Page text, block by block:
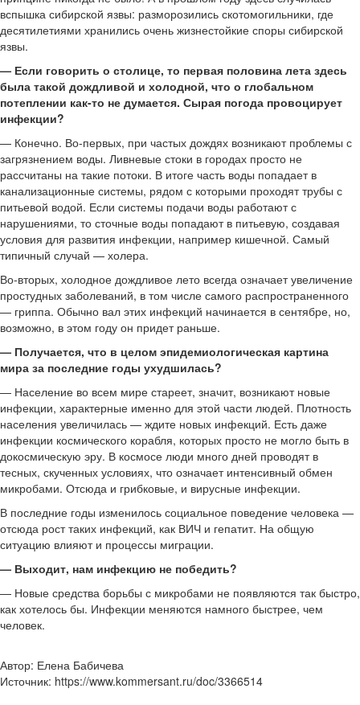
вспышка сибирской язвы: разморозились скотомогильники, где
десятилетиями хранились очень жизнестойкие споры сибирской
язвы.
— Если говорить о столице, то первая половина лета здесь
была такой дождливой и холодной, что о глобальном
потеплении как-то не думается. Сырая погода провоцирует
инфекции?
— Конечно. Во-первых, при частых дождях возникают проблемы с
загрязнением воды. Ливневые стоки в городах просто не
рассчитаны на такие потоки. В итоге часть воды попадает в
канализационные системы, рядом с которыми проходят трубы с
питьевой водой. Если системы подачи воды работают с
нарушениями, то сточные воды попадают в питьевую, создавая
условия для развития инфекции, например кишечной. Самый
типичный случай — холера.
Во-вторых, холодное дождливое лето всегда означает увеличение
простудных заболеваний, в том числе самого распространенного
— гриппа. Обычно вал этих инфекций начинается в сентябре, но,
возможно, в этом году он придет раньше.
— Получается, что в целом эпидемиологическая картина
мира за последние годы ухудшилась?
— Население во всем мире стареет, значит, возникают новые
инфекции, характерные именно для этой части людей. Плотность
населения увеличилась — ждите новых инфекций. Есть даже
инфекции космического корабля, которых просто не могло быть в
докосмическую эру. В космосе люди много дней проводят в
тесных, скученных условиях, что означает интенсивный обмен
микробами. Отсюда и грибковые, и вирусные инфекции.
В последние годы изменилось социальное поведение человека —
отсюда рост таких инфекций, как ВИЧ и гепатит. На общую
ситуацию влияют и процессы миграции.
— Выходит, нам инфекцию не победить?
— Новые средства борьбы с микробами не появляются так быстро,
как хотелось бы. Инфекции меняются намного быстрее, чем
человек.
Автор: Елена Бабичева
Источник: https://www.kommersant.ru/doc/3366514